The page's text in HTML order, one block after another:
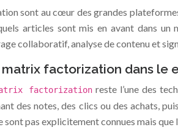
sont au cœur des grandes
articles sont mis en avant dans
collaboratif, analyse de contenu et
factorization dans le
factorization reste l’une des
des notes, des clics ou des achats,
sont pas explicitement connues mais